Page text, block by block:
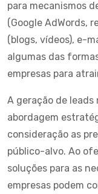
para mecanismos
(Google AdWords,
(blogs, vídeos), e-
algumas das
empresas para
A geração de
abordagem
consideração as
público-alvo. Ao
soluções para as
empresas podem